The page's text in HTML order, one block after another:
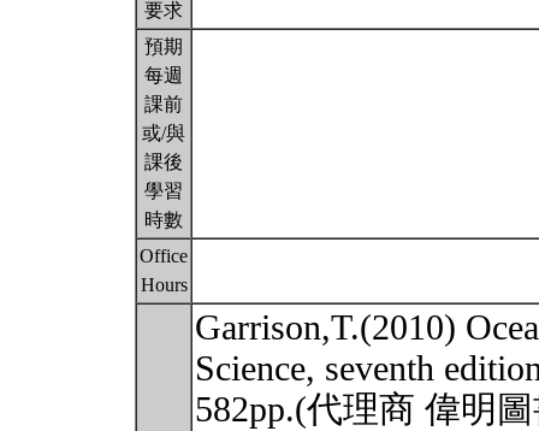
要求
預期
每週
課前
或/與
課後
學習
時數
Office
Hours
Garrison,T.(2010)
Science, seventh
582pp.(代理商 偉明